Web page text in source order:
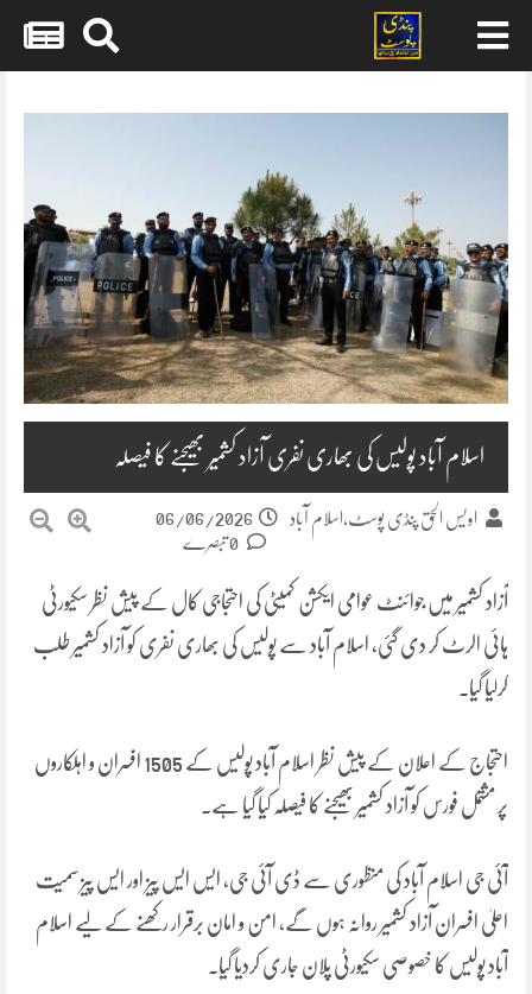
content
اسلام آباد پولیس کی بھاری نفری آزاد کشمیر بھیجنے کا فیصلہ
اویس الحق پنڈی پوسٹ،اسلام آباد
06/06/2026
آزاد کشمیر میں جوائنٹ عوامی ایکشن کمیٹی کی احتجاجی کال کے پیش نظر سکیورٹی
ہائی الرٹ کر دی گئی، اسلام آباد سے پولیس کی بھاری نفری کو آزاد کشمیر طلب
کرلیا گیا۔
احتجاج کے اعلان کے پیش نظر اسلام آباد پولیس کے 1505 افسران و اہلکاروں
پر مشتمل فورس کو آزاد کشمیر بھیجنے کا فیصلہ کیا گیا ہے۔
آئی جی اسلام آباد کی منظوری سے ڈی آئی جی، ایس ایس پیز اور ایس پیز سمیت
اعلیٰ افسران آزاد کشمیر روانہ ہوں گے، امن و امان برقرار رکھنے کے لیے اسلام
آباد پولیس کا خصوصی سکیورٹی پلان جاری کردیا گیا۔